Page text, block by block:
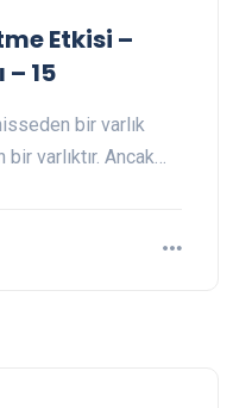
Etkisi –
– 15
bir varlık
varlıktır. Ancak…